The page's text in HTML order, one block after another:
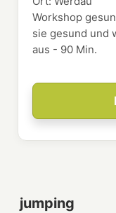
Workshop
sie gesund und
aus - 90 Min.
jumping